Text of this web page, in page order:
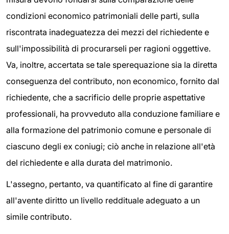
condizioni economico patrimoniali delle parti, sulla
riscontrata inadeguatezza dei mezzi del richiedente e
sull'impossibilità di procurarseli per ragioni oggettive.
Va, inoltre, accertata se tale sperequazione sia la diretta
conseguenza del contributo, non economico, fornito dal
richiedente, che a sacrificio delle proprie aspettative
professionali, ha provveduto alla conduzione familiare e
alla formazione del patrimonio comune e personale di
ciascuno degli ex coniugi; ciò anche in relazione all'età
del richiedente e alla durata del matrimonio.
L'assegno, pertanto, va quantificato al fine di garantire
all'avente diritto un livello reddituale adeguato a un
simile contributo.